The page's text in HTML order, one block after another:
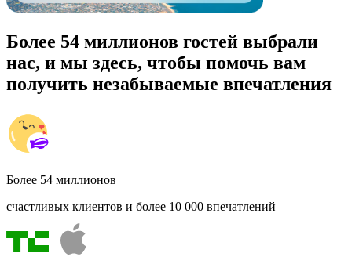
Более 54 миллионов гостей выбрали
нас, и мы здесь, чтобы помочь вам
получить незабываемые впечатления
Более 54 миллионов
счастливых клиентов и более 10 000 впечатлений